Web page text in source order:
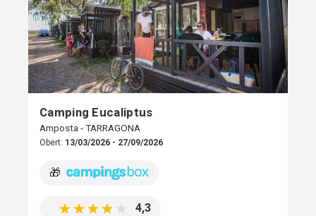
Camping Eucaliptus
Amposta - TARRAGONA
Obert: 13/03/2026 - 27/09/2026
🎁
4,3